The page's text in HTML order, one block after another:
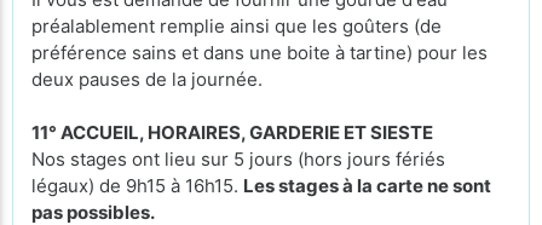
préalablement remplie ainsi que les goûters (de
préférence sains et dans une boite à tartine) pour les
deux pauses de la journée.
11° ACCUEIL, HORAIRES, GARDERIE ET SIESTE
Nos stages ont lieu sur 5 jours (hors jours fériés
légaux) de 9h15 à 16h15. Les stages à la carte ne sont
pas possibles.